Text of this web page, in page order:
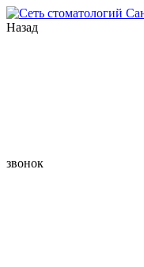
Назад
звонок